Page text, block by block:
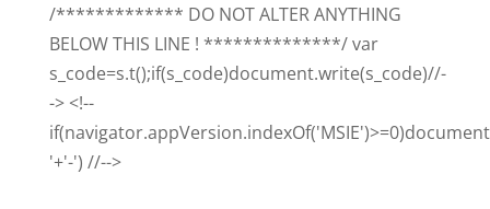
/************* DO NOT ALTER ANYTHING
BELOW THIS LINE ! **************/ var
s_code=s.t();if(s_code)document.write(s_code)//-
-> <!--
'+'-') //-->